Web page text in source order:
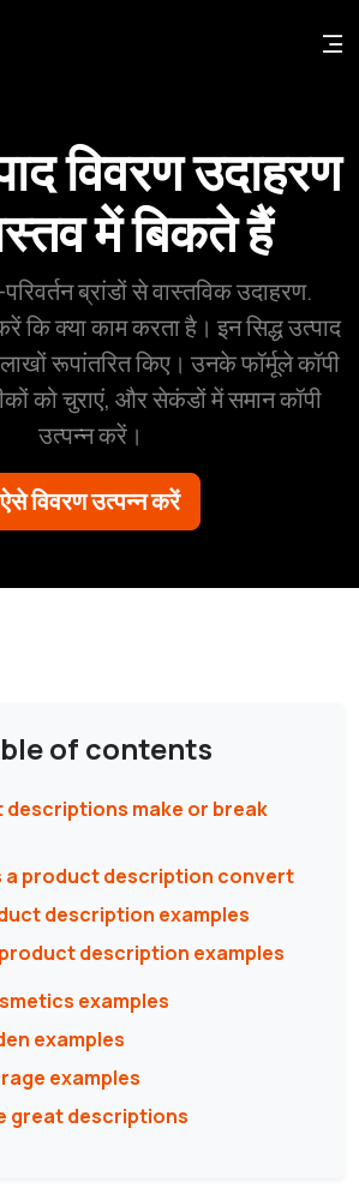
विवरण उदाहरण
में बिकते हैं
परिवर्तन ब्रांडों से वास्तविक उदाहरण.
कि क्या काम करता है। इन सिद्ध उत्पाद
रूपांतरित किए। उनके फॉर्मूले कॉपी
को चुराएं, और सेकंडों में समान कॉपी
उत्पन्न करें।
ऐसे विवरण उत्पन्न करें
of contents
descriptions make or break
a product description convert
description examples
description examples
examples
examples
examples
great descriptions